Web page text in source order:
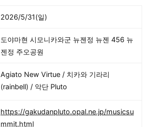
2026/5/31(일)
도야마현 시모니카와군 뉴젠정 뉴젠 456 뉴
젠정 주오공원
Agiato New Virtue / 치카와 기라리
(rainbell) / 악단 Pluto
https://gakudanpluto.opal.ne.jp/musicsu
mmit.html